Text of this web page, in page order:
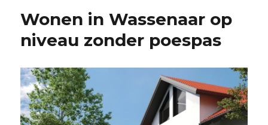
Wonen in Wassenaar op
niveau zonder poespas